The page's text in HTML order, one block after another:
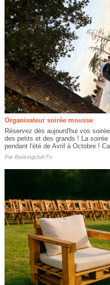
Organisateur soirée mousse
Réservez dès aujourd'hui vos
des petits et des grands ! La
pendant l'été de Avril à Octobre !
Par Bookingclub Fx